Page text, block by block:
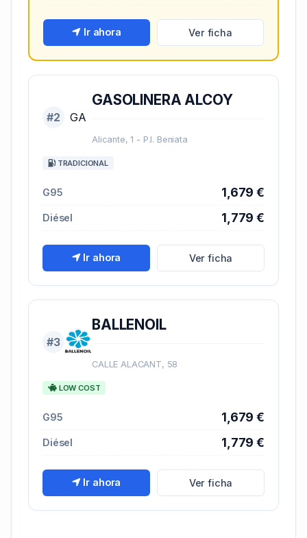
Ir ahora Ver ficha
#2 GA
GASOLINERA ALCOY
Alicante, 1 - P.I. Beniata
TRADICIONAL
G95 1,679 €
Diésel 1,779 €
Ir ahora Ver ficha
#3
BALLENOIL
CALLE ALACANT, 58
LOW COST
G95 1,679 €
Diésel 1,779 €
Ir ahora Ver ficha